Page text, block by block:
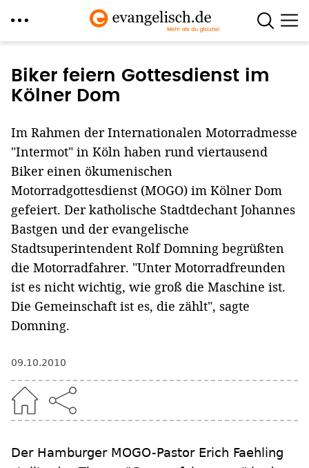
zum
Inhalt
Biker feiern Gottesdienst im
Kölner Dom
Im Rahmen der Internationalen Motorradmesse
"Intermot" in Köln haben rund viertausend
Biker einen ökumenischen
Motorradgottesdienst (MOGO) im Kölner Dom
gefeiert. Der katholische Stadtdechant Johannes
Bastgen und der evangelische
Stadtsuperintendent Rolf Domning begrüßten
die Motorradfahrer. "Unter Motorradfreunden
ist es nicht wichtig, wie groß die Maschine ist.
Die Gemeinschaft ist es, die zählt", sagte
Domning.
09.10.2010
Der Hamburger MOGO-Pastor Erich Faehling